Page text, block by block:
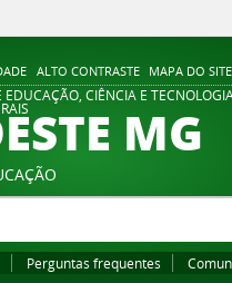
ALTO CONTRASTE MAPA DO SITE
Comunica BR
Participe
Legislação
EDUCAÇÃO, CIÊNCIA E
MG
Perguntas frequentes